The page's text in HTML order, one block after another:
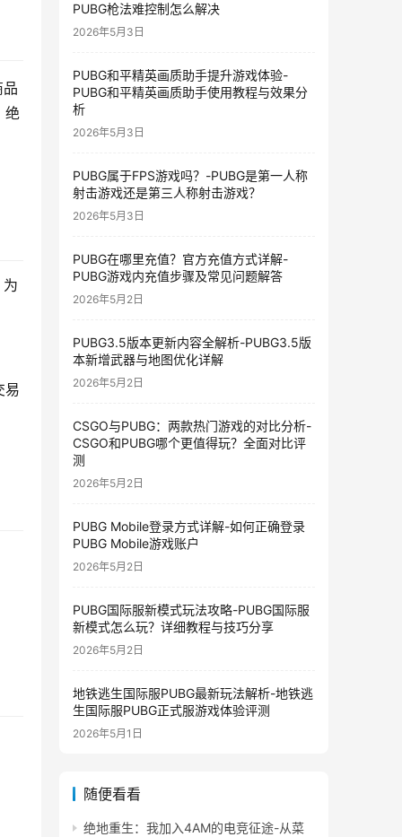
绝
易
PUBG枪法难控制怎么解决
2026年5月3日
PUBG和平精英画质助手提升游戏体验-
PUBG和平精英画质助手使用教程与效果分
析
2026年5月3日
PUBG属于FPS游戏吗？-PUBG是第一人称
射击游戏还是第三人称射击游戏？
2026年5月3日
PUBG在哪里充值？官方充值方式详解-
PUBG游戏内充值步骤及常见问题解答
2026年5月2日
PUBG3.5版本更新内容全解析-PUBG3.5版
本新增武器与地图优化详解
2026年5月2日
CSGO与PUBG：两款热门游戏的对比分析-
CSGO和PUBG哪个更值得玩？全面对比评
测
2026年5月2日
PUBG Mobile登录方式详解-如何正确登录
PUBG Mobile游戏账户
2026年5月2日
PUBG国际服新模式玩法攻略-PUBG国际服
新模式怎么玩？详细教程与技巧分享
2026年5月2日
地铁逃生国际服PUBG最新玩法解析-地铁逃
生国际服PUBG正式服游戏体验评测
2026年5月1日
随便看看
绝地重生：我加入4AM的电竞征途-从菜